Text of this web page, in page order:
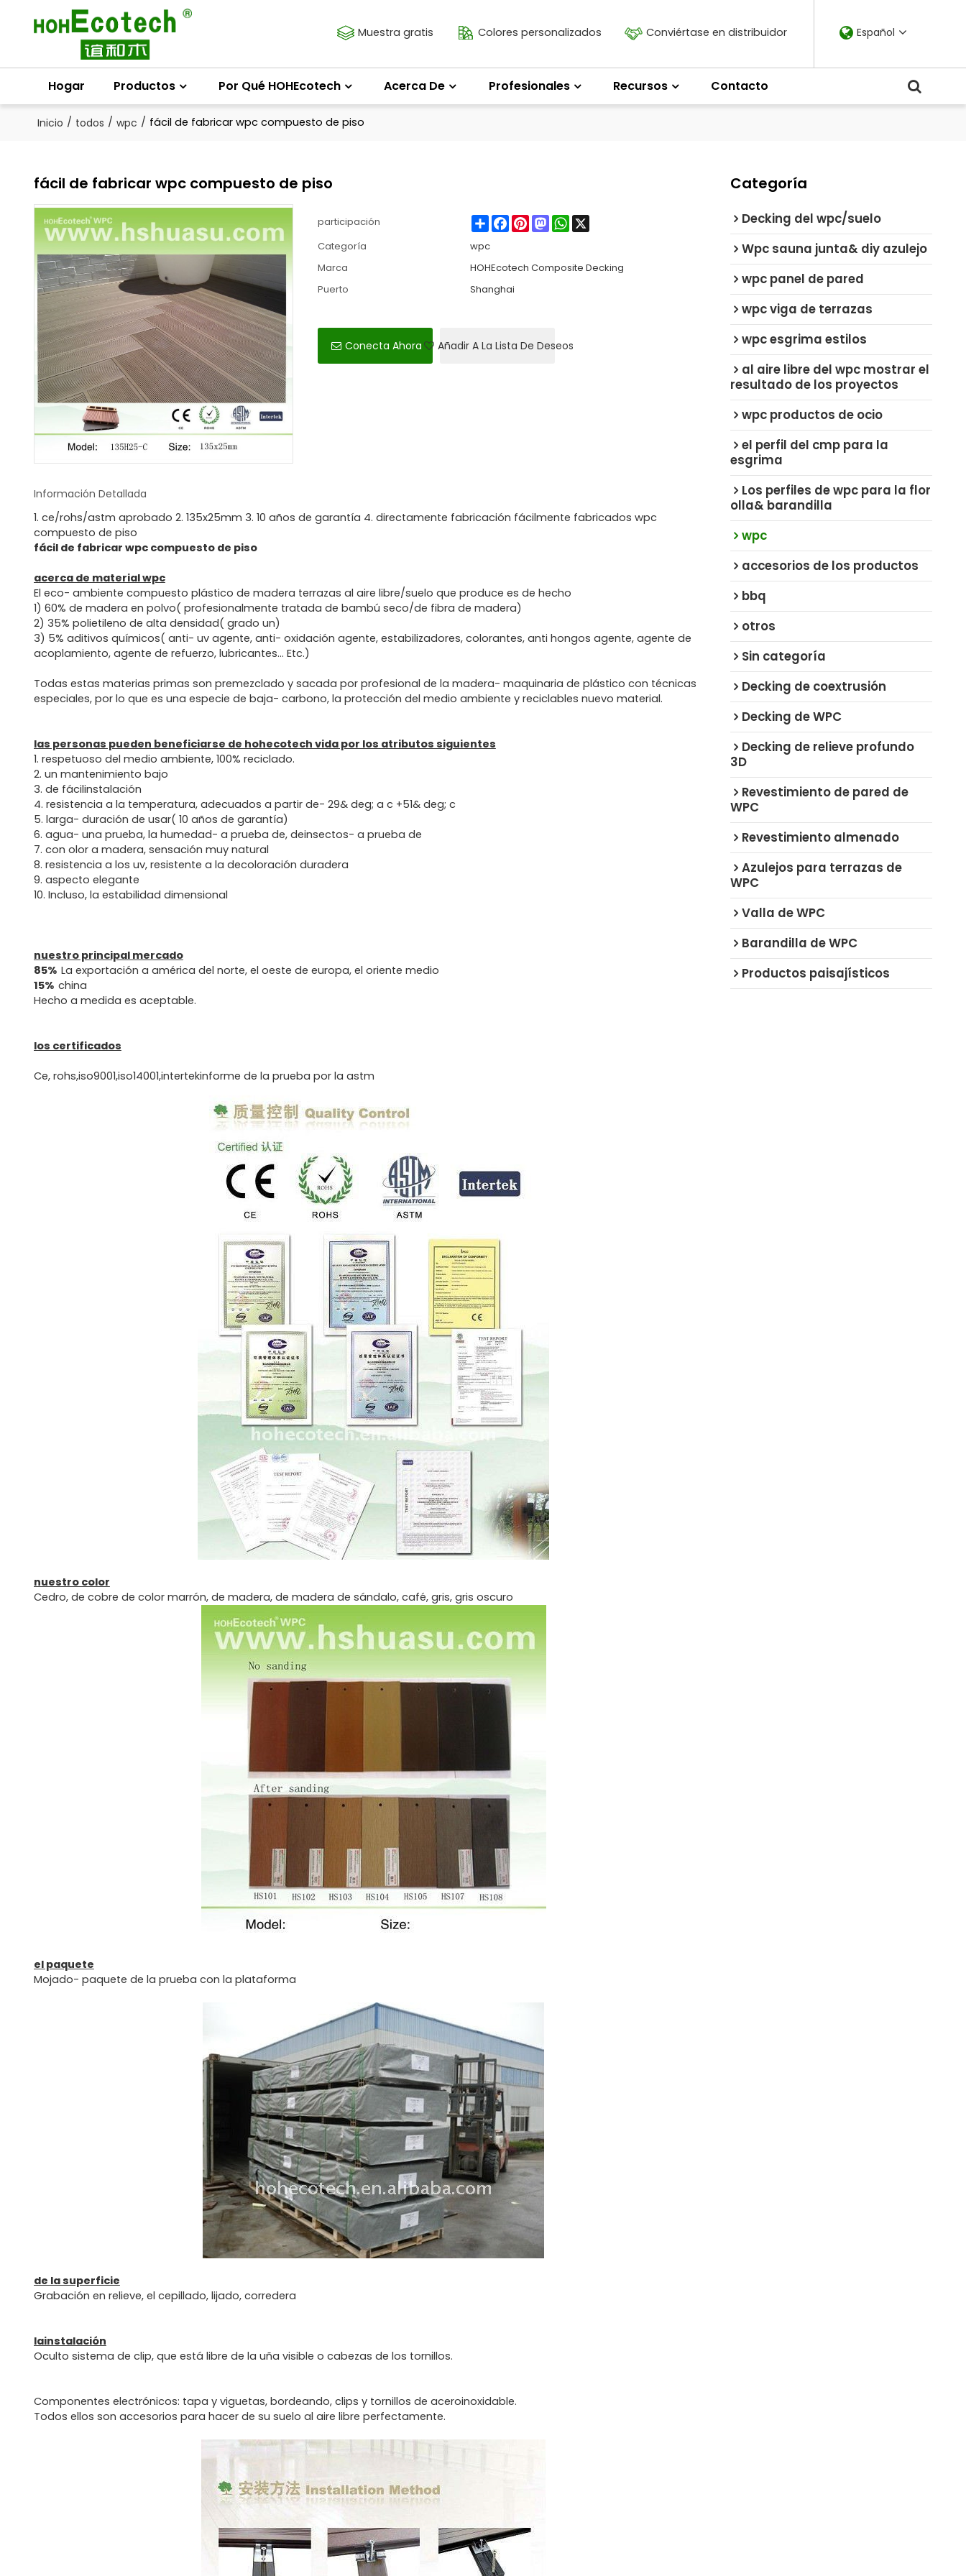
Muestra gratis Colores personalizados Conviértase en distribuidor
Hogar Productos Por Qué HOHEcotech Acerca De Profesionales Recursos Contacto
Español
Inicio / todos / wpc / fácil de fabricar wpc compuesto de piso
fácil de fabricar wpc compuesto de piso
participación ShareFacebook
PinterestMastodonWhatsApp
Categoría
wpc
Marca
HOHEcotech Composite Decking
Puerto
Shanghai
Conecta Ahora Añadir A La Lista De Deseos
Información Detallada
1. ce/rohs/astm aprobado 2. 135x25mm 3. 10 años de garantía 4. directamente fabricación fácilmente fabricados wpc
compuesto de piso
fácil de fabricar wpc compuesto de piso
acerca de material wpc
El eco- ambiente compuesto plástico de madera terrazas al aire libre/suelo que produce es de hecho
1) 60% de madera en polvo( profesionalmente tratada de bambú seco/de fibra de madera)
2) 35% polietileno de alta densidad( grado un)
3) 5% aditivos químicos( anti- uv agente, anti- oxidación agente, estabilizadores, colorantes, anti hongos agente, agente de
acoplamiento, agente de refuerzo, lubricantes... Etc.)
Todas estas materias primas son premezclado y sacada por profesional de la madera- maquinaria de plástico con técnicas
especiales, por lo que es una especie de baja- carbono, la protección del medio ambiente y reciclables nuevo material.
las personas pueden beneficiarse de hohecotech vida por los atributos siguientes
1. respetuoso del medio ambiente, 100% reciclado.
2. un mantenimiento bajo
3. de fácilinstalación
4. resistencia a la temperatura, adecuados a partir de- 29& deg; a c +51& deg; c
5. larga- duración de usar( 10 años de garantía)
6. agua- una prueba, la humedad- a prueba de, deinsectos- a prueba de
7. con olor a madera, sensación muy natural
8. resistencia a los uv, resistente a la decoloración duradera
9. aspecto elegante
10. Incluso, la estabilidad dimensional
nuestro principal mercado
85% La exportación a américa del norte, el oeste de europa, el oriente medio
15% china
Hecho a medida es aceptable.
los certificados
Ce, rohs,iso9001,iso14001,intertekinforme de la prueba por la astm
nuestro color
Cedro, de cobre de color marrón, de madera, de madera de sándalo, café, gris, gris oscuro
el paquete
Mojado- paquete de la prueba con la plataforma
de la superficie
Grabación en relieve, el cepillado, lijado, corredera
lainstalación
Oculto sistema de clip, que está libre de la uña visible o cabezas de los tornillos.
Componentes electrónicos: tapa y viguetas, bordeando, clips y tornillos de aceroinoxidable.
Todos ellos son accesorios para hacer de su suelo al aire libre perfectamente.
Categoría
Decking del wpc/suelo
Wpc sauna junta& diy azulejo
wpc panel de pared
wpc viga de terrazas
wpc esgrima estilos
al aire libre del wpc mostrar el
resultado de los proyectos
wpc productos de ocio
el perfil del cmp para la
esgrima
Los perfiles de wpc para la flor
olla& barandilla
wpc
accesorios de los productos
bbq
otros
Sin categoría
Decking de coextrusión
Decking de WPC
Decking de relieve profundo
3D
Revestimiento de pared de
WPC
Revestimiento almenado
Azulejos para terrazas de
WPC
Valla de WPC
Barandilla de WPC
Productos paisajísticos